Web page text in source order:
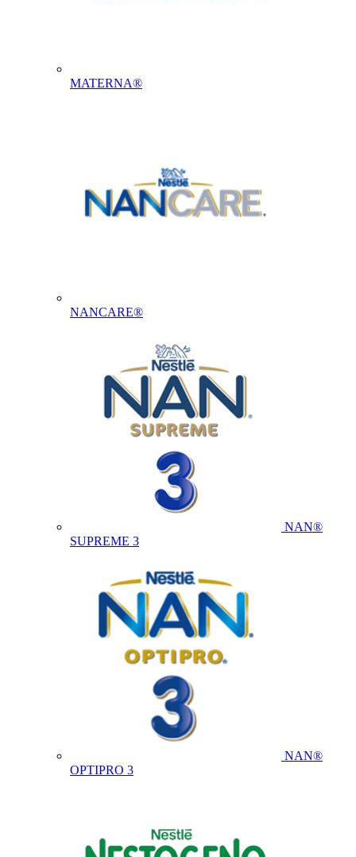
MATERNA®
NANCARE®
NAN®
SUPREME 3
NAN®
OPTIPRO 3